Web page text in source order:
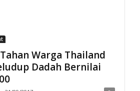
Warga Thailand
Dadah Bernilai